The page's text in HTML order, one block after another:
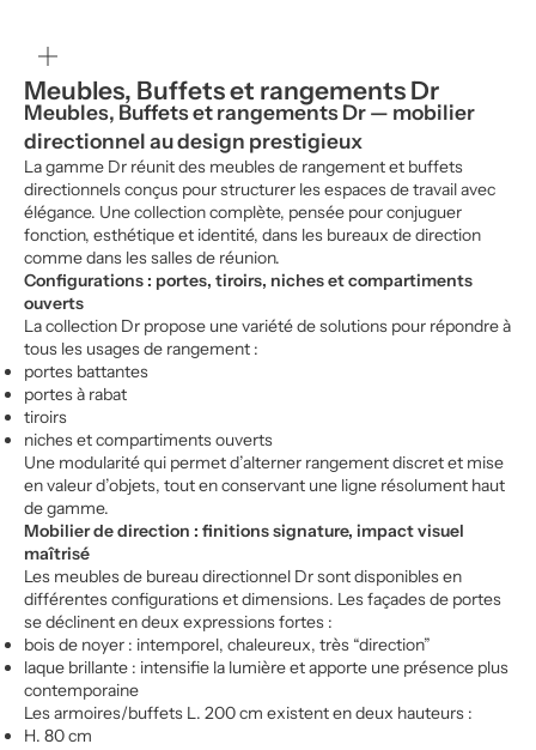
Meubles, Buffets et rangements Dr
Meubles, Buffets et rangements Dr — mobilier
directionnel au design prestigieux
La gamme Dr réunit des meubles de rangement et buffets
directionnels conçus pour structurer les espaces de travail avec
élégance. Une collection complète, pensée pour conjuguer
fonction, esthétique et identité, dans les bureaux de direction
comme dans les salles de réunion.
Configurations : portes, tiroirs, niches et compartiments
ouverts
La collection Dr propose une variété de solutions pour répondre à
tous les usages de rangement :
portes battantes
portes à rabat
tiroirs
niches et compartiments ouverts
Une modularité qui permet d’alterner rangement discret et mise
en valeur d’objets, tout en conservant une ligne résolument haut
de gamme.
Mobilier de direction : finitions signature, impact visuel
maîtrisé
Les meubles de bureau directionnel Dr sont disponibles en
différentes configurations et dimensions. Les façades de portes
se déclinent en deux expressions fortes :
bois de noyer : intemporel, chaleureux, très “direction”
laque brillante : intensifie la lumière et apporte une présence plus
contemporaine
Les armoires/buffets L. 200 cm existent en deux hauteurs :
H. 80 cm